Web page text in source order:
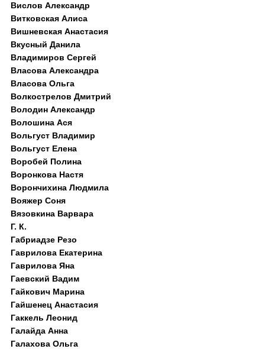
Вислов Александр
Витковская Алиса
Вишневская Анастасия
Вкусный Данила
Владимиров Сергей
Власова Александра
Власова Ольга
Волкострелов Дмитрий
Володин Александр
Волошина Ася
Вольгуст Владимир
Вольгуст Елена
Воробей Полина
Воронкова Настя
Ворончихина Людмила
Вояжер Соня
Вязовкина Варвара
Г. К.
Габриадзе Резо
Гаврилова Екатерина
Гаврилова Яна
Гаевский Вадим
Гайкович Марина
Гайшенец Анастасия
Гаккель Леонид
Галайда Анна
Галахова Ольга